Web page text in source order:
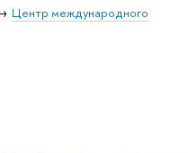
Центр международного